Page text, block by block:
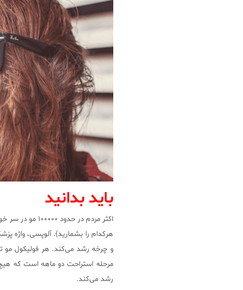
باید بدانید
اکثر مردم در حدود ۱۰۰۰۰۰ مو در سر خود دارند و در حدود
هرکدام را بشمارید). آلوپسی، واژه
و چرخه رشد می‌کند. هر فولیکول
مرحله استراحت دو ماهه است که
رشد می‌کند.